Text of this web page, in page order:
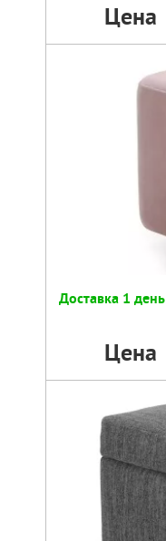
Цена
Доставка 1 день
Цена